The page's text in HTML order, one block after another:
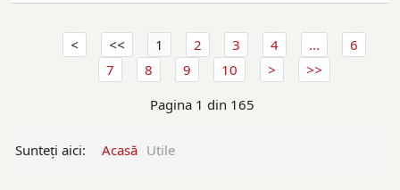
1 2 3 4 ...
6
7
8 9
10
Pagina 1 din 165
Sunteți aici: Acasă Utile